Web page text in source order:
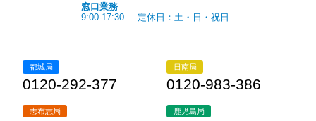
窓口業務
9:00-17:30
定休日：土・日・祝日
都城局
0120-292-377
日南局
0120-983-386
志布志局 鹿児島局